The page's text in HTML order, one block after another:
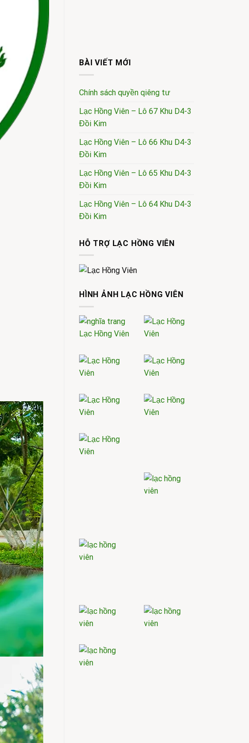
BÀI VIẾT MỚI
Chính sách quyền qiêng tư
Lạc Hồng Viên – Lô 67 Khu D4-3
Đồi Kim
Lạc Hồng Viên – Lô 66 Khu D4-3
Đồi Kim
Lạc Hồng Viên – Lô 65 Khu D4-3
Đồi Kim
Lạc Hồng Viên – Lô 64 Khu D4-3
Đồi Kim
HỖ TRỢ LẠC HỒNG VIÊN
HÌNH ẢNH LẠC HỒNG VIÊN